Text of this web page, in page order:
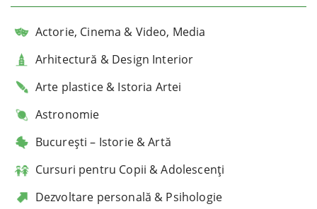
Actorie, Cinema & Video, Media
Arhitectură & Design Interior
Arte plastice & Istoria Artei
Astronomie
București – Istorie & Artă
Cursuri pentru Copii & Adolescenți
Dezvoltare personală & Psihologie